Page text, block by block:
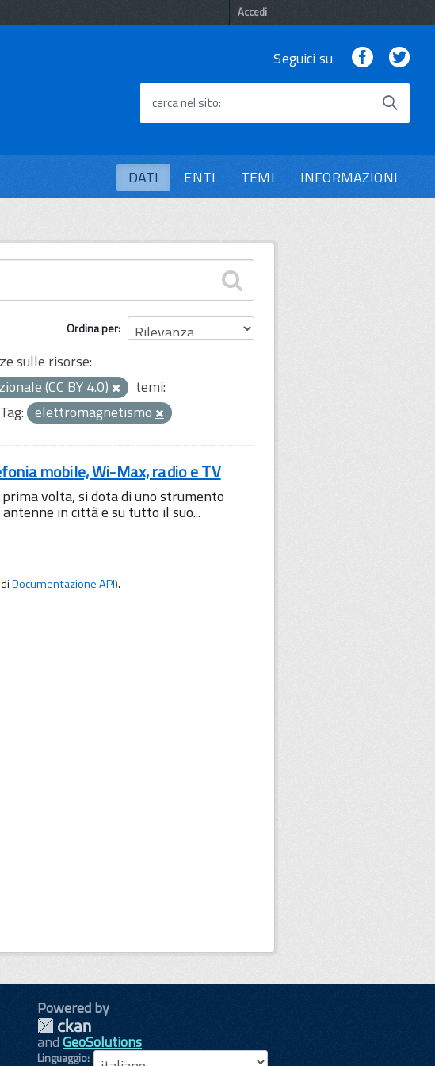
Accedi
Seguici su Facebook
cerca nel sito
DATI ENTI TEMI INFORMAZIONI
Ordina per
sulle risorse:
(CC BY 4.0)
temi:
Tag: elettromagnetismo
mobile, Wi-Max, radio e TV
volta, si dota di uno strumento
in città e su tutto il suo...
Documentazione API).
Powered by
andGeoSolutions
Linguaggio